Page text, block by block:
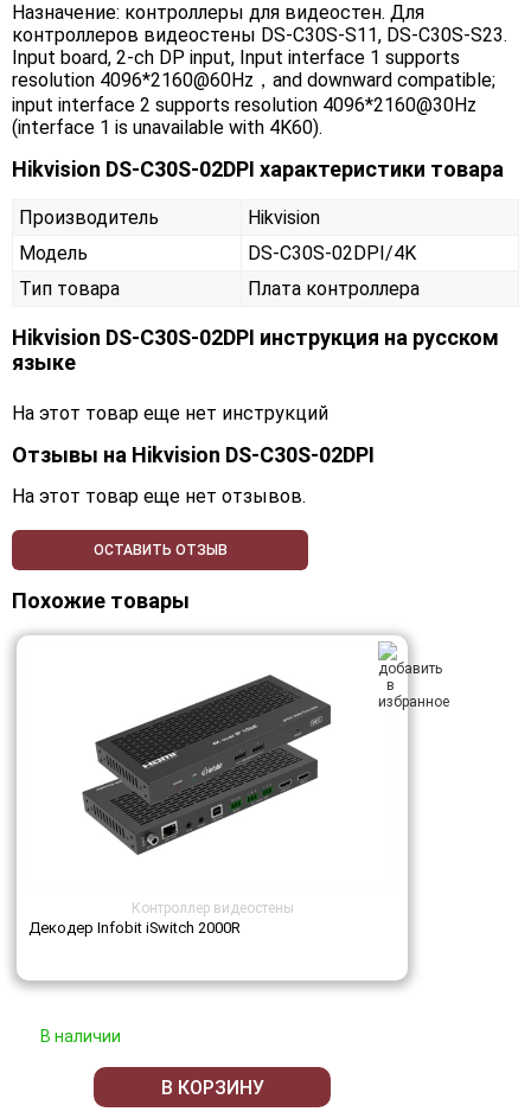
Назначение: контроллеры для видеостен. Для
контроллеров видеостены DS-C30S-S11, DS-C30S-S23.
Input board, 2-ch DP input, Input interface 1 supports
resolution 4096*2160@60Hz，and downward compatible;
input interface 2 supports resolution 4096*2160@30Hz
(interface 1 is unavailable with 4K60).
Hikvision DS-C30S-02DPI характеристики товара
Производитель
Hikvision
Модель
DS-C30S-02DPI/4K
Тип товара
Плата контроллера
Hikvision DS-C30S-02DPI инструкция на русском
языке
На этот товар еще нет инструкций
Отзывы на Hikvision DS-C30S-02DPI
На этот товар еще нет отзывов.
ОСТАВИТЬ ОТЗЫВ
Похожие товары
Контроллер видеостены
Декодер Infobit iSwitch 2000R
В наличии
В КОРЗИНУ